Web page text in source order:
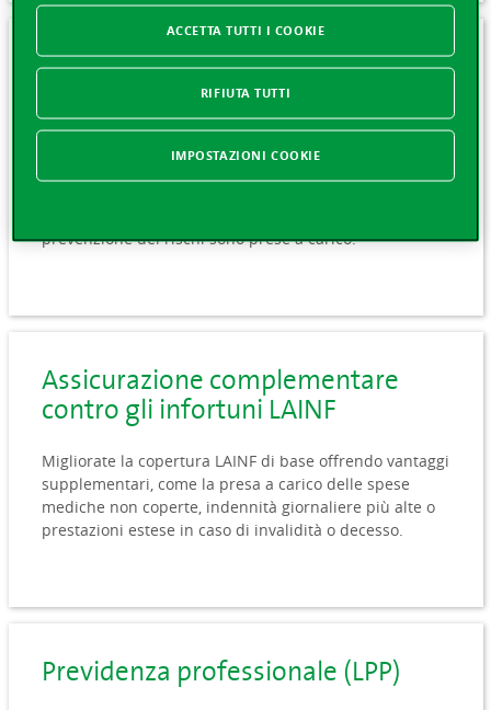
Assicurazione infortuni
obbligatoria (LAINF)
Tutelatevi dalle conseguenze di infortuni professionali
prevenzione dei rischi sono prese a carico.
Assicurazione complementare
contro gli infortuni LAINF
Migliorate la copertura LAINF di base offrendo vantaggi
supplementari, come la presa a carico delle spese
mediche non coperte, indennità giornaliere più alte o
prestazioni estese in caso di invalidità o decesso.
Previdenza professionale (LPP)
RIFIUTA TUTTI
ACCETTA TUTTI I COOKIE
IMPOSTAZIONI COOKIE